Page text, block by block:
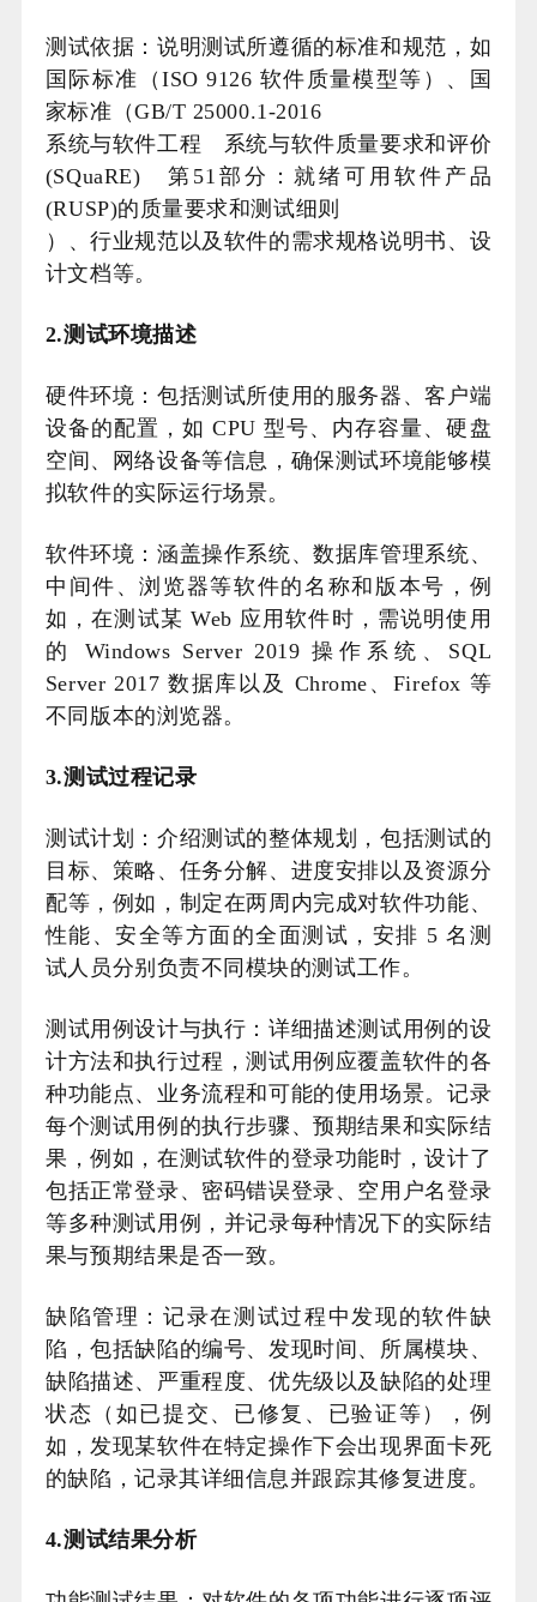
测试依据：说明测试所遵循的标准和规范，如
国际标准（ISO 9126 软件质量模型等）、国
家标准（GB/T 25000.1-2016
系统与软件工程 系统与软件质量要求和评价
(SQuaRE) 第51部分：就绪可用软件产品
(RUSP)的质量要求和测试细则
）、行业规范以及软件的需求规格说明书、设
计文档等。
2.测试环境描述
硬件环境：包括测试所使用的服务器、客户端
设备的配置，如 CPU 型号、内存容量、硬盘
空间、网络设备等信息，确保测试环境能够模
拟软件的实际运行场景。
软件环境：涵盖操作系统、数据库管理系统、
中间件、浏览器等软件的名称和版本号，例
如，在测试某 Web 应用软件时，需说明使用
的 Windows Server 2019 操作系统、SQL
Server 2017 数据库以及 Chrome、Firefox 等
不同版本的浏览器。
3.测试过程记录
测试计划：介绍测试的整体规划，包括测试的
目标、策略、任务分解、进度安排以及资源分
配等，例如，制定在两周内完成对软件功能、
性能、安全等方面的全面测试，安排 5 名测
试人员分别负责不同模块的测试工作。
测试用例设计与执行：详细描述测试用例的设
计方法和执行过程，测试用例应覆盖软件的各
种功能点、业务流程和可能的使用场景。记录
每个测试用例的执行步骤、预期结果和实际结
果，例如，在测试软件的登录功能时，设计了
包括正常登录、密码错误登录、空用户名登录
等多种测试用例，并记录每种情况下的实际结
果与预期结果是否一致。
缺陷管理：记录在测试过程中发现的软件缺
陷，包括缺陷的编号、发现时间、所属模块、
缺陷描述、严重程度、优先级以及缺陷的处理
状态（如已提交、已修复、已验证等），例
如，发现某软件在特定操作下会出现界面卡死
的缺陷，记录其详细信息并跟踪其修复进度。
4.测试结果分析